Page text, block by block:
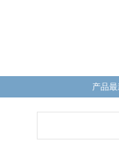
产品